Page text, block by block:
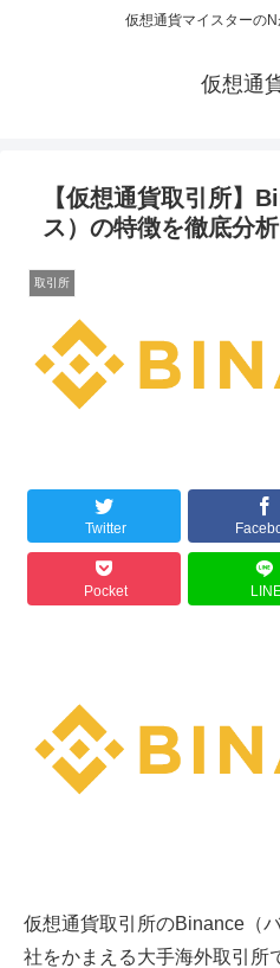
仮想通貨マイスターの
仮想通
【仮想通貨取引所】
ス）の特徴を徹底分析
取引所
Twitter
Pocket
仮想通貨取引所のBinance（
社をかまえる大手海外取引所